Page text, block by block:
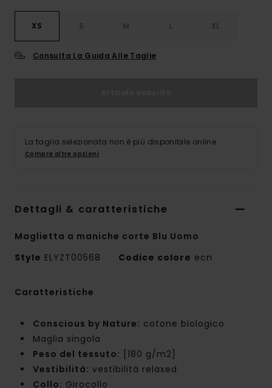
XS S M L XL
Consulta La Guida Alle Taglie
La taglia selezionata non è più disponibile online.
Compra altre opzioni
Dettagli & caratteristiche
Maglietta a maniche corte Blu Uomo
Style ELYZT00568 Codice colore ecn
Caratteristiche
Conscious by Nature: cotone biologico
Maglia singola
Peso del tessuto: [180 g/m2]
Vestibilità: vestibilità relaxed
Collo: Girocollo